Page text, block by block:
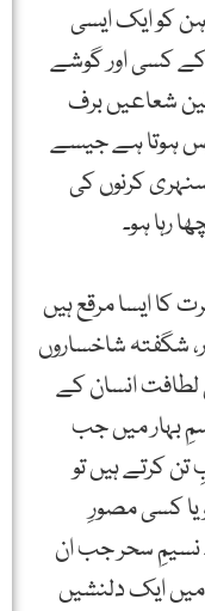
کو ایک ایسی
کے کسی اور گوشے
شعاعیں برف
ہوتا ہے جیسے
کرنوں کی
رہا ہو۔
کا ایسا مرقع ہیں
شگفتہ شاخساروں
لطافت انسان کے
بہار میں جب
تن کرتے ہیں تو
کسی مصورِ
نسیمِ سحر جب ان
میں ایک دلنشیں